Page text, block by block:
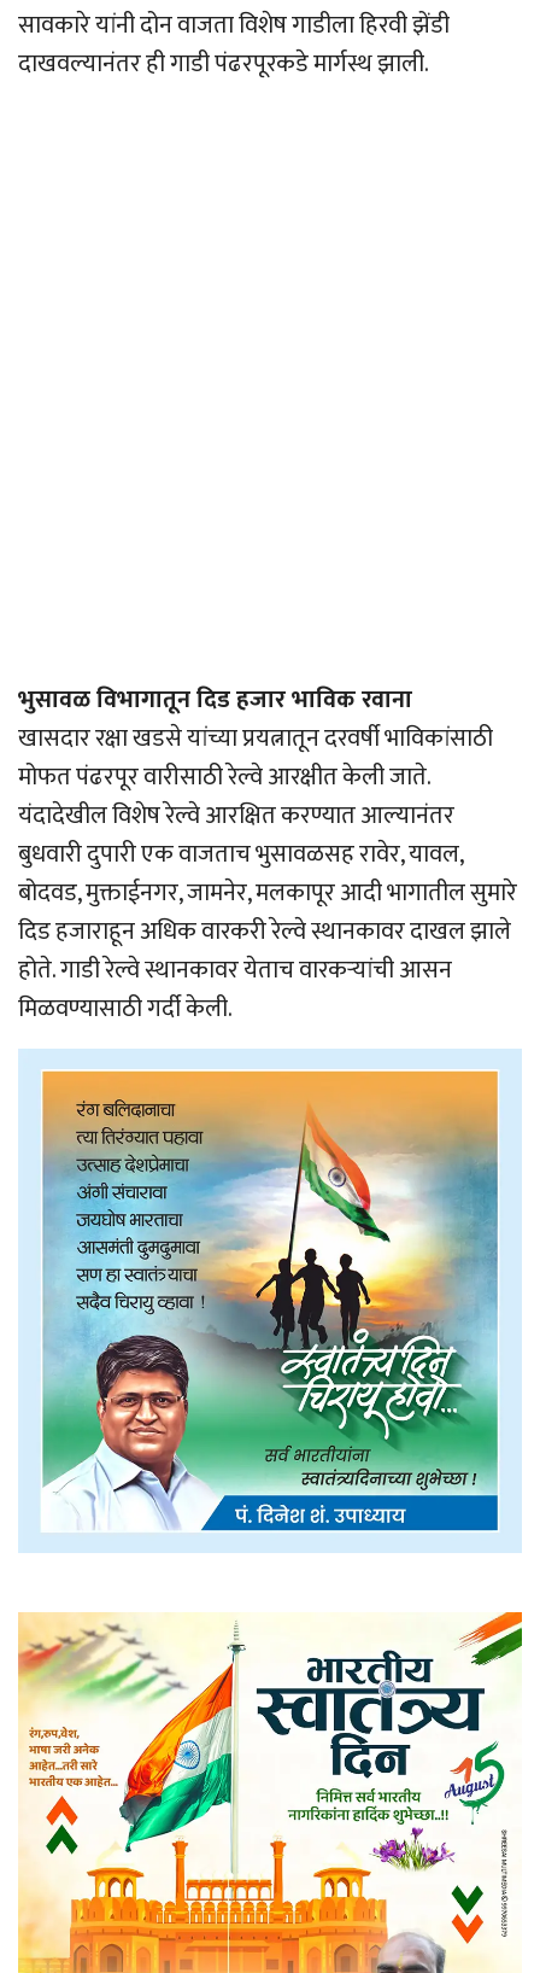
सावकारे यांनी दोन वाजता विशेष गाडीला हिरवी झेंडी
दाखवल्यानंतर ही गाडी पंढरपूरकडे मार्गस्थ झाली.
भुसावळ विभागातून दिड हजार भाविक रवाना
खासदार रक्षा खडसे यांच्या प्रयत्नातून दरवर्षी भाविकांसाठी
मोफत पंढरपूर वारीसाठी रेल्वे आरक्षीत केली जाते.
यंदादेखील विशेष रेल्वे आरक्षित करण्यात आल्यानंतर
बुधवारी दुपारी एक वाजताच भुसावळसह रावेर, यावल,
बोदवड, मुक्ताईनगर, जामनेर, मलकापूर आदी भागातील सुमारे
दिड हजाराहून अधिक वारकरी रेल्वे स्थानकावर दाखल झाले
होते. गाडी रेल्वे स्थानकावर येताच वारकर्‍यांची आसन
मिळवण्यासाठी गर्दी केली.